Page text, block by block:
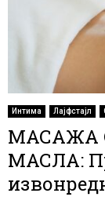
Интима Лајфстајл
МАСАЖА
МАСЛА: